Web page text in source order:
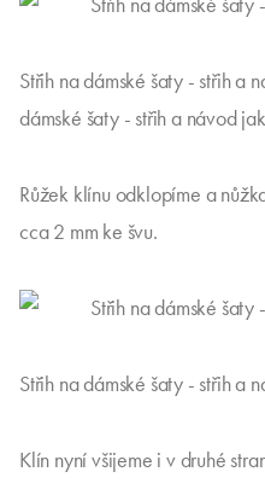
Střih na dámské šaty - střih a
dámské šaty - střih a návod
Růžek klínu odklopíme a
cca 2 mm ke švu.
Střih na dámské šaty - střih a
Klín nyní všijeme i v druhé